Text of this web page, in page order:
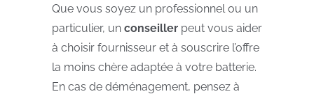
Que vous soyez un professionnel ou un
particulier, un conseiller peut vous aider
à choisir fournisseur et à souscrire l’offre
la moins chère adaptée à votre batterie.
En cas de déménagement, pensez à